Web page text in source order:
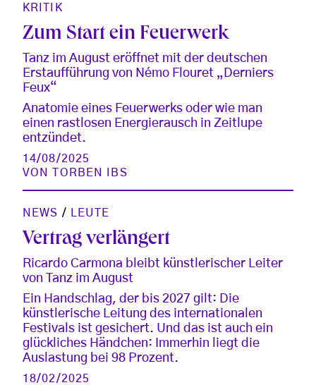
KRITIK
Zum Start ein Feuerwerk
Tanz im August eröffnet mit der deutschen
Erstaufführung von Némo Flouret „Derniers
Feux“
Anatomie eines Feuerwerks oder wie man
einen rastlosen Energierausch in Zeitlupe
entzündet.
14/08/2025
VON
TORBEN IBS
NEWS / LEUTE
Vertrag verlängert
Ricardo Carmona bleibt künstlerischer Leiter
von Tanz im August
Ein Handschlag, der bis 2027 gilt: Die
künstlerische Leitung des internationalen
Festivals ist gesichert. Und das ist auch ein
glückliches Händchen: Immerhin liegt die
Auslastung bei 98 Prozent.
18/02/2025